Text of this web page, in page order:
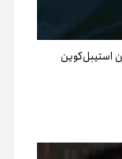
استیبل‌کوین